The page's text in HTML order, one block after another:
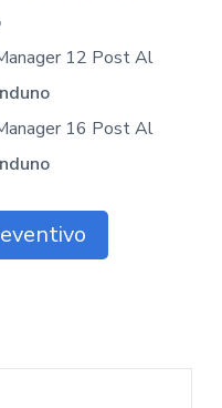
12 Post Al
16 Post Al